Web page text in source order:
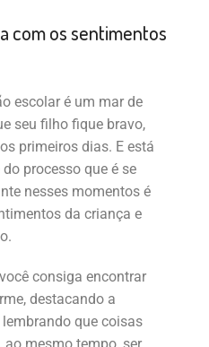
com os sentimentos
escolar é um mar de
seu filho fique bravo,
primeiros dias. E está
processo que é se
nesses momentos é
da criança e
consiga encontrar
destacando a
que coisas